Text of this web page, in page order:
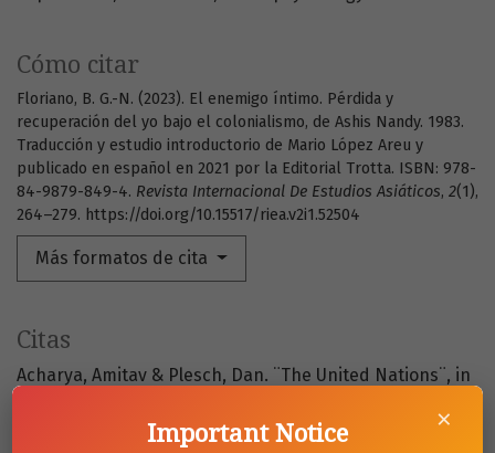
Cómo citar
Floriano, B. G.-N. (2023). El enemigo íntimo. Pérdida y
recuperación del yo bajo el colonialismo, de Ashis Nandy. 1983.
Traducción y estudio introductorio de Mario López Areu y
publicado en español en 2021 por la Editorial Trotta. ISBN: 978-
84-9879-849-4. Revista Internacional De Estudios Asiáticos, 2(1),
264–279. https://doi.org/10.15517/riea.v2i1.52504
Más formatos de cita
Citas
Acharya, Amitav & Plesch, Dan. ¨The United Nations¨, in
Global Governance: A Review of Multilateralism and
×
Important Notice